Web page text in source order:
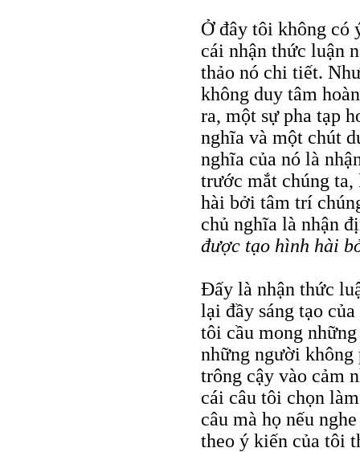
Ở đây tôi không có
cái nhận thức luận
thảo nó chi tiết.
không duy tâm
ra, một sự pha tạp
nghĩa và một chút
nghĩa của nó là
trước mắt chúng
hài bởi tâm trí
chủ nghĩa là nhận
được tạo hình hài
Đấy là nhận thức
lại đầy sáng tạo
tôi cầu mong
những người
trông cậy vào cảm
cái câu tôi chọn
câu mà họ nếu
theo ý kiến của tôi